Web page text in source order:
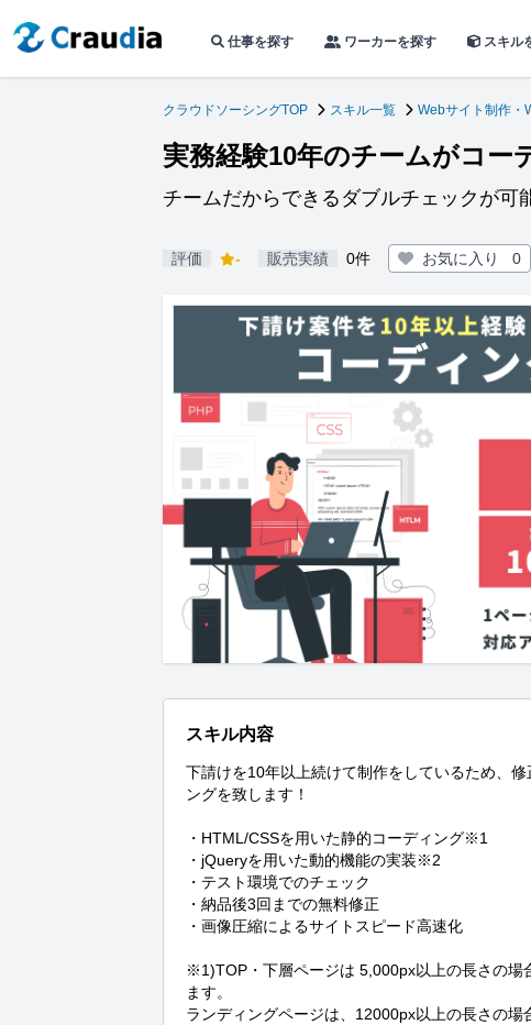
仕事を探す ワーカーを探す スキル
クラウドソーシングTOP スキル一覧 Webサイト制作・
実務経験10年のチームがコー
チームだからできるダブルチェックが可
評価 - 販売実績 0件 お気に入り 0
スキル内容
下請けを10年以上続けて制作をしているため、
ングを致します！
・HTML/CSSを用いた静的コーディング※1
・jQueryを用いた動的機能の実装※2
・テスト環境でのチェック
・納品後3回までの無料修正
・画像圧縮によるサイトスピード高速化
※1)TOP・下層ページは 5,000px以上の長さの場
ます。
ランディングページは、12000px以上の長さの場